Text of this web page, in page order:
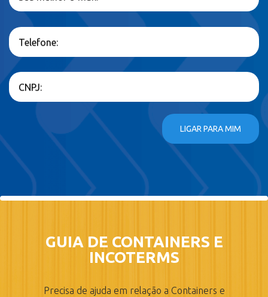
Telefone:
CNPJ:
LIGAR PARA MIM
GUIA DE CONTAINERS E
INCOTERMS
Precisa de ajuda em relação a Containers e